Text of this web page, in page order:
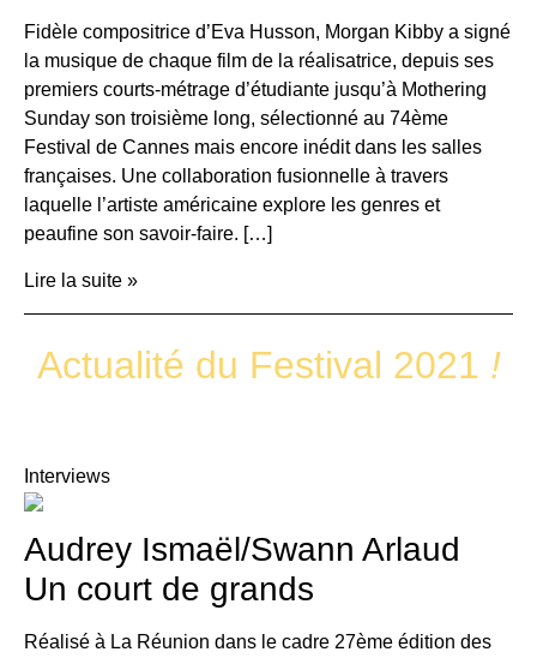
Fidèle compositrice d’Eva Husson, Morgan Kibby a signé
la musique de chaque film de la réalisatrice, depuis ses
premiers courts-métrage d’étudiante jusqu’à Mothering
Sunday son troisième long, sélectionné au 74ème
Festival de Cannes mais encore inédit dans les salles
françaises. Une collaboration fusionnelle à travers
laquelle l’artiste américaine explore les genres et
peaufine son savoir-faire. […]
Lire la suite »
Actualité du Festival 2021 !
Interviews
Audrey Ismaël/Swann Arlaud
Un court de grands
Réalisé à La Réunion dans le cadre 27ème édition des